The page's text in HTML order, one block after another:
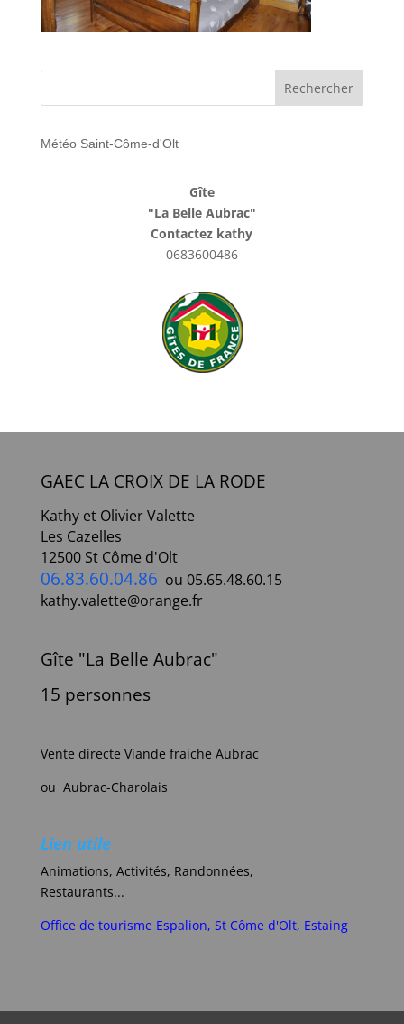
Météo Saint-Côme-d'Olt
Gîte
"La Belle Aubrac"
Contactez kathy
0683600486
GAEC LA CROIX DE LA RODE
Kathy et Olivier Valette
Les Cazelles
12500 St Côme d'Olt
06.83.60.04.86 ou 05.65.48.60.15
kathy.valette@orange.fr
Gîte "La Belle Aubrac"
15 personnes
Vente directe Viande fraiche Aubrac
ou Aubrac-Charolais
Lien utile
Animations, Activités, Randonnées,
Restaurants...
Office de tourisme Espalion, St Côme d'Olt, Estaing